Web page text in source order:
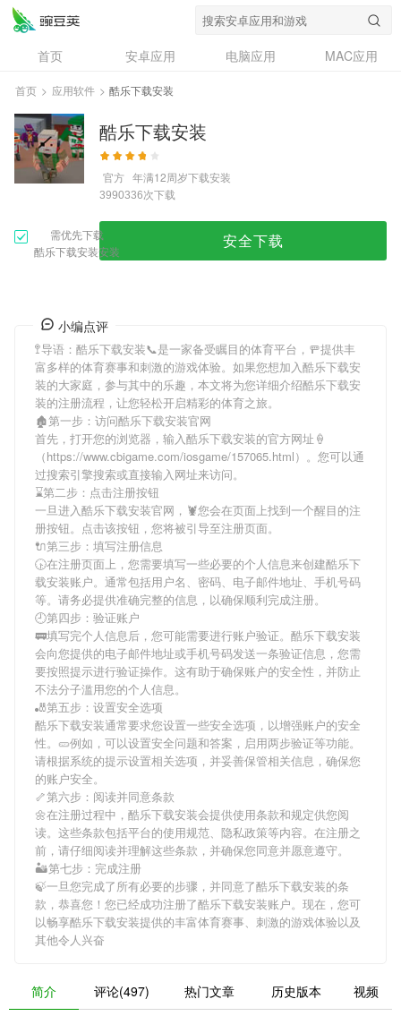
首页 安卓应用 电脑应用
MAC应用
资讯
专题
问答
首页 > 应用软件 > 酷乐下载安装
酷乐下载安装
官方 年满12周岁下载安装
3990336次下载
需优先下载
酷乐下载安装安装
安全下载
小编点评
🚏导语： 酷乐下载安装📞是一家备受瞩目的体育平台，🚥提供丰
富多样的体育赛事和刺激的游戏体验。如果您想加入酷乐下载安
装的大家庭，参与其中的乐趣，本文将为您详细介绍酷乐下载安
装的注册流程，让您轻松开启精彩的体育之旅。
🏚第一步：访问酷乐下载安装官网
首先，打开您的浏览器，输入酷乐下载安装的官方网址🍦
（https://www.cbigame.com/iosgame/157065.html）。您可以通
过搜索引擎搜索或直接输入网址来访问。
⌛️第二步：点击注册按钮
一旦进入酷乐下载安装官网，🦞您会在页面上找到一个醒目的注
册按钮。点击该按钮，您将被引导至注册页面。
🔌第三步：填写注册信息
🕟在注册页面上，您需要填写一些必要的个人信息来创建酷乐下
载安装账户。通常包括用户名、密码、电子邮件地址、手机号码
等。请务必提供准确完整的信息，以确保顺利完成注册。
🕘第四步：验证账户
🚃填写完个人信息后，您可能需要进行账户验证。 酷乐下载安装
会向您提供的电子邮件地址或手机号码发送一条验证信息，您需
要按照提示进行验证操作。这有助于确保账户的安全性，并防止
不法分子滥用您的个人信息。
🎳第五步：设置安全选项
酷乐下载安装通常要求您设置一些安全选项，以增强账户的安全
性。🥒例如，可以设置安全问题和答案，启用两步验证等功能。
请根据系统的提示设置相关选项，并妥善保管相关信息，确保您
的账户安全。
🦴第六步：阅读并同意条款
🌼在注册过程中， 酷乐下载安装会提供使用条款和规定供您阅
读。这些条款包括平台的使用规范、隐私政策等内容。在注册之
前，请仔细阅读并理解这些条款，并确保您同意并愿意遵守。
🏜第七步：完成注册
🍃一旦您完成了所有必要的步骤，并同意了酷乐下载安装的条
款，恭喜您！您已经成功注册了酷乐下载安装账户。现在，您可
以畅享酷乐下载安装提供的丰富体育赛事、刺激的游戏体验以及
其他令人兴奋
简介 评论(497) 热门文章 历史版本 视频